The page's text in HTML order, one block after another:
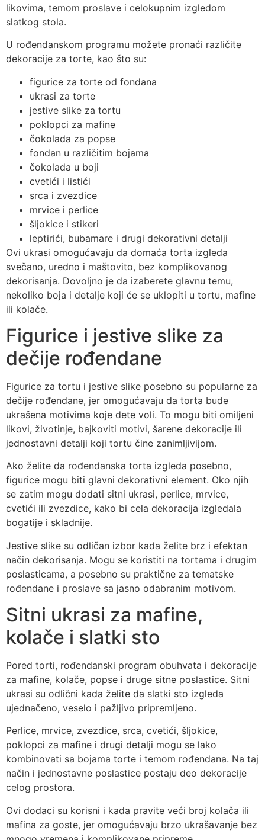
likovima, temom proslave i celokupnim izgledom
slatkog stola.
U rođendanskom programu možete pronaći različite
dekoracije za torte, kao što su:
figurice za torte od fondana
ukrasi za torte
jestive slike za tortu
poklopci za mafine
čokolada za popse
fondan u različitim bojama
čokolada u boji
cvetići i listići
srca i zvezdice
mrvice i perlice
šljokice i stikeri
leptirići, bubamare i drugi dekorativni detalji
Ovi ukrasi omogućavaju da domaća torta izgleda
svečano, uredno i maštovito, bez komplikovanog
dekorisanja. Dovoljno je da izaberete glavnu temu,
nekoliko boja i detalje koji će se uklopiti u tortu, mafine
ili kolače.
Figurice i jestive slike za
dečije rođendane
Figurice za tortu i jestive slike posebno su popularne za
dečije rođendane, jer omogućavaju da torta bude
ukrašena motivima koje dete voli. To mogu biti omiljeni
likovi, životinje, bajkoviti motivi, šarene dekoracije ili
jednostavni detalji koji tortu čine zanimljivijom.
Ako želite da rođendanska torta izgleda posebno,
figurice mogu biti glavni dekorativni element. Oko njih
se zatim mogu dodati sitni ukrasi, perlice, mrvice,
cvetići ili zvezdice, kako bi cela dekoracija izgledala
bogatije i skladnije.
Jestive slike su odličan izbor kada želite brz i efektan
način dekorisanja. Mogu se koristiti na tortama i drugim
poslasticama, a posebno su praktične za tematske
rođendane i proslave sa jasno odabranim motivom.
Sitni ukrasi za mafine,
kolače i slatki sto
Pored torti, rođendanski program obuhvata i dekoracije
za mafine, kolače, popse i druge sitne poslastice. Sitni
ukrasi su odlični kada želite da slatki sto izgleda
ujednačeno, veselo i pažljivo pripremljeno.
Perlice, mrvice, zvezdice, srca, cvetići, šljokice,
poklopci za mafine i drugi detalji mogu se lako
kombinovati sa bojama torte i temom rođendana. Na taj
način i jednostavne poslastice postaju deo dekoracije
celog prostora.
Ovi dodaci su korisni i kada pravite veći broj kolača ili
mafina za goste, jer omogućavaju brzo ukrašavanje bez